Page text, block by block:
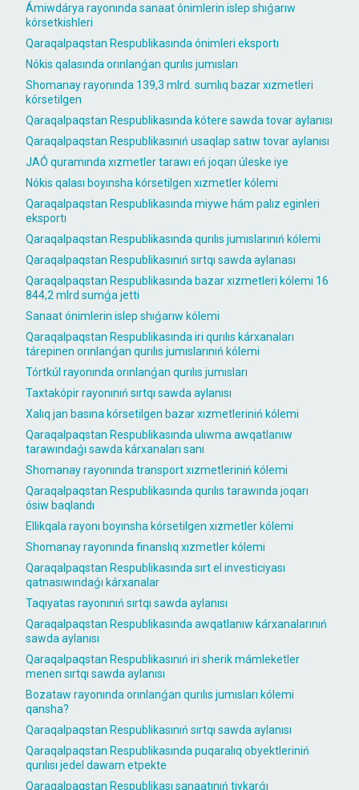
Ámiwdárya rayonında sanaat ónimlerin islep shıǵarıw
kórsetkishleri
Qaraqalpaqstan Respublikasında ónimleri eksportı
Nókis qalasında orınlanǵan qurılıs jumısları
Shomanay rayonında 139,3 mlrd. sumlıq bazar xızmetleri
kórsetilgen
Qaraqalpaqstan Respublikasında kótere sawda tovar aylanısı
Qaraqalpaqstan Respublikasınıń usaqlap satıw tovar aylanısı
JAÓ quramında xızmetler tarawı eń joqarı úleske iye
Nókis qalası boyınsha kórsetilgen xızmetler kólemi
Qaraqalpaqstan Respublikasında miywe hám palız eginleri
eksportı
Qaraqalpaqstan Respublikasında qurılıs jumıslarınıń kólemi
Qaraqalpaqstan Respublikasınıń sırtqı sawda aylanası
Qaraqalpaqstan Respublikasında bazar xızmetleri kólemi 16
844,2 mlrd sumǵa jetti
Sanaat ónimlerin islep shıǵarıw kólemi
Qaraqalpaqstan Respublikasında iri qurılıs kárxanaları
tárepinen orınlanǵan qurılıs jumıslarınıń kólemi
Tórtkúl rayonında orınlanǵan qurılıs jumısları
Taxtakópir rayonınıń sırtqı sawda aylanısı
Xalıq jan basına kórsetilgen bazar xızmetleriniń kólemi
Qaraqalpaqstan Respublikasında ulıwma awqatlanıw
tarawındaǵı sawda kárxanaları sanı
Shomanay rayonında transport xızmetleriniń kólemi
Qaraqalpaqstan Respublikasında qurılıs tarawında joqarı
ósiw baqlandı
Ellikqala rayonı boyınsha kórsetilgen xızmetler kólemi
Shomanay rayonında finanslıq xızmetler kólemi
Qaraqalpaqstan Respublikasında sırt el investiciyası
qatnasıwındaǵı kárxanalar
Taqıyatas rayonınıń sırtqı sawda aylanısı
Qaraqalpaqstan Respublikasında awqatlanıw kárxanalarınıń
sawda aylanısı
Qaraqalpaqstan Respublikasınıń iri sherik mámleketler
menen sırtqı sawda aylanısı
Bozataw rayonında orınlanǵan qurılıs jumısları kólemi
qansha?
Qaraqalpaqstan Respublikasınıń sırtqı sawda aylanısı
Qaraqalpaqstan Respublikasında puqaralıq obyektleriniń
qurılısı jedel dawam etpekte
Qaraqalpaqstan Respublikası sanaatınıń tiykarǵı